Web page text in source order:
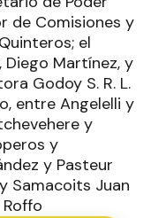
de Comisiones y
el
Martínez, y
Godoy S. R. L.
entre Angelelli y
y
y
y Pasteur
Samacoits Juan